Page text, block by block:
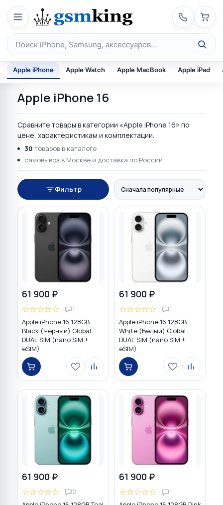
Перейти к содержимому
Поиск по каталогу
Apple iPhone Apple Watch Apple MacBook Apple iPad
Apple iPhone 16
Сравните товары в категории «Apple iPhone 16» по
цене, характеристикам и комплектации.
30 товаров в каталоге
самовывоз в Москве и доставка по России
Фильтр
61 900 ₽
☆☆☆☆☆ 1
Apple iPhone 16 128GB
Black (Чёрный) Global
DUAL SIM (nano SIM +
eSIM)
61 900 ₽
☆☆☆☆☆ 1
Apple iPhone 16 128GB
White (Белый) Global
DUAL SIM (nano SIM +
eSIM)
61 900 ₽
☆☆☆☆☆ 2
61 900 ₽
☆☆☆☆☆ 1